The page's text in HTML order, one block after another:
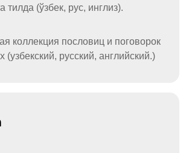
тилда (ўзбек, рус, инглиз).
коллекция пословиц и поговорок
(узбекский, русский, английский.)